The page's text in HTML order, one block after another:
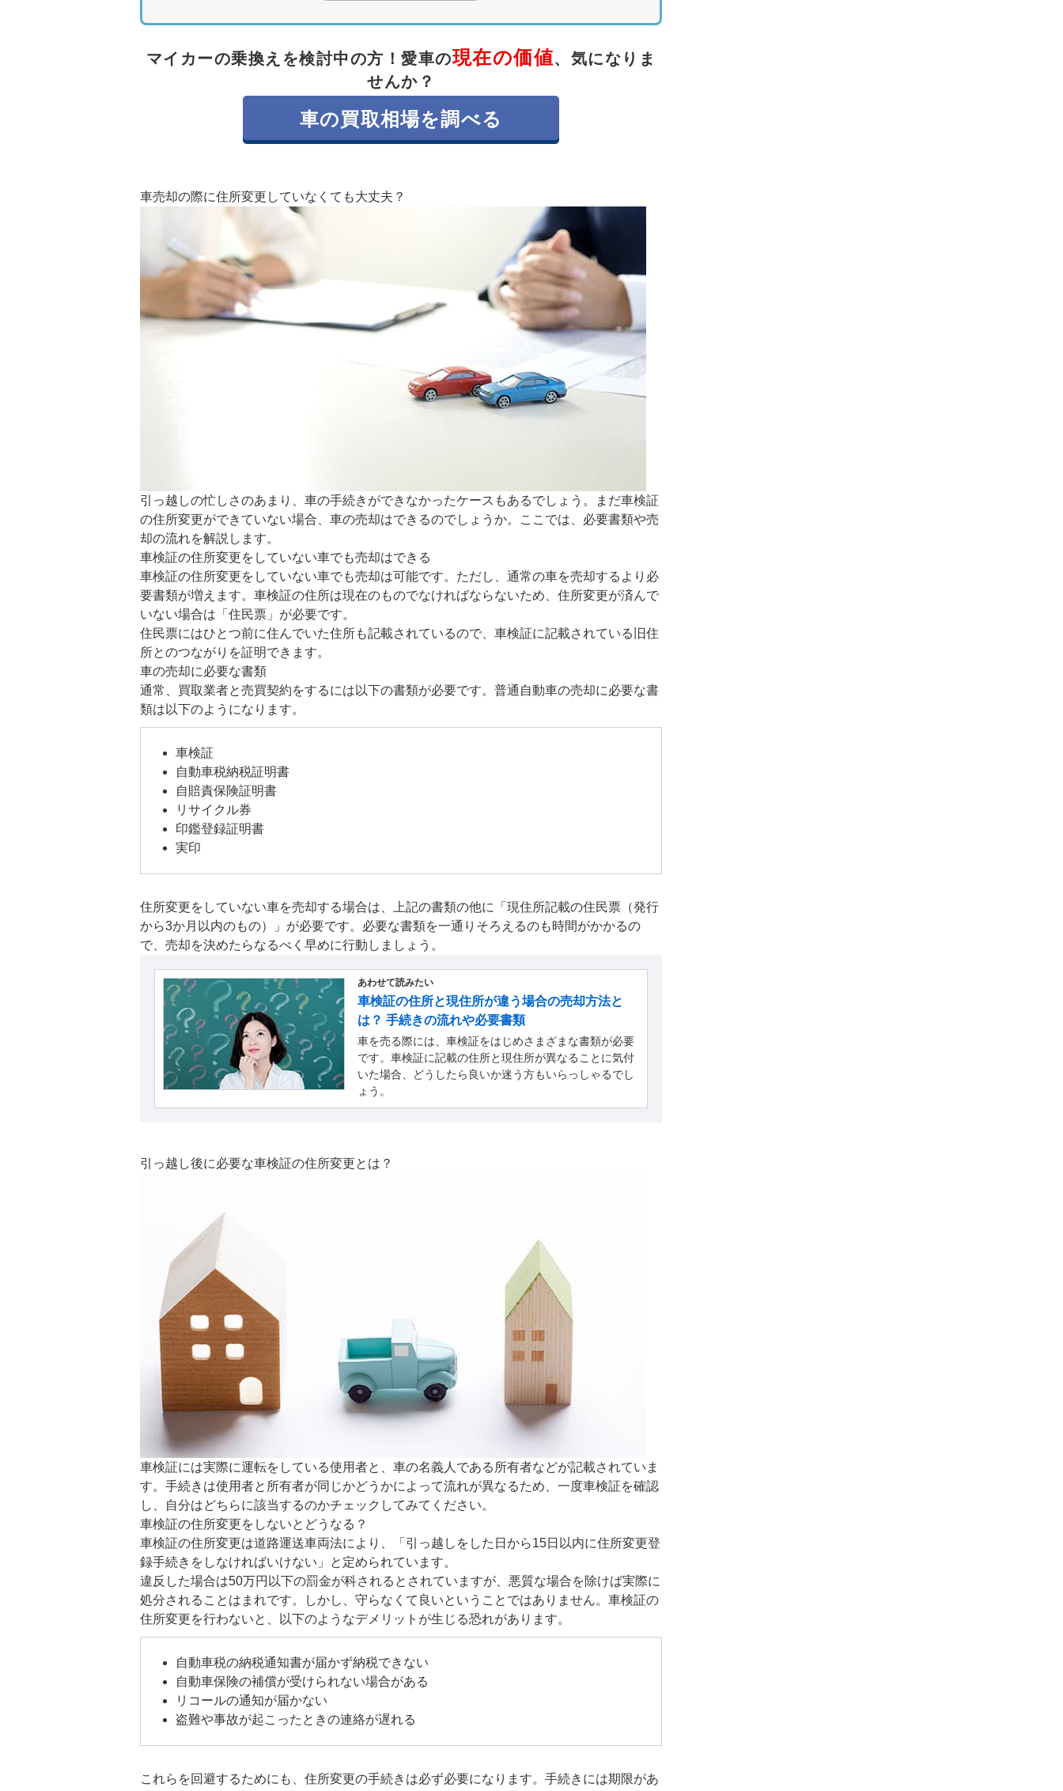
の附票や住民票の除票が必要です。これらの書類は本籍地の役所で取得可能で、郵
・車検証の住所変更と一緒に行っておきたい手続き
引っ越し時には、運転免許証や自動車保険、車庫証明、ナンバープレートの住所変
更も必要です。これらの手続きを怠ると、保険の補償が受けられないなどのリスク
があります。手続きに必要な書類を確認し、早めに対応しましょう。
マイカーの乗換えを検討中の方！愛車の現在の価値、気になりま
せんか？
車の買取相場を調べる
車売却の際に住所変更していなくても大丈夫？
引っ越しの忙しさのあまり、車の手続きができなかったケースもあるでしょう。まだ車検証
の住所変更ができていない場合、車の売却はできるのでしょうか。ここでは、必要書類や売
却の流れを解説します。
車検証の住所変更をしていない車でも売却はできる
車検証の住所変更をしていない車でも売却は可能です。ただし、通常の車を売却するより必
要書類が増えます。車検証の住所は現在のものでなければならないため、住所変更が済んで
いない場合は「住民票」が必要です。
住民票にはひとつ前に住んでいた住所も記載されているので、車検証に記載されている旧住
所とのつながりを証明できます。
車の売却に必要な書類
通常、買取業者と売買契約をするには以下の書類が必要です。普通自動車の売却に必要な書
類は以下のようになります。
車検証
自動車税納税証明書
自賠責保険証明書
リサイクル券
印鑑登録証明書
実印
住所変更をしていない車を売却する場合は、上記の書類の他に「現住所記載の住民票（発行
から3か月以内のもの）」が必要です。必要な書類を一通りそろえるのも時間がかかるの
で、売却を決めたらなるべく早めに行動しましょう。
あわせて読みたい
車検証の住所と現住所が違う場合の売却方法と
は？ 手続きの流れや必要書類
車を売る際には、車検証をはじめさまざまな書類が必要
です。車検証に記載の住所と現住所が異なることに気付
いた場合、どうしたら良いか迷う方もいらっしゃるでし
ょう。
引っ越し後に必要な車検証の住所変更とは？
車検証には実際に運転をしている使用者と、車の名義人である所有者などが記載されていま
す。手続きは使用者と所有者が同じかどうかによって流れが異なるため、一度車検証を確認
し、自分はどちらに該当するのかチェックしてみてください。
車検証の住所変更をしないとどうなる？
車検証の住所変更は道路運送車両法により、「引っ越しをした日から15日以内に住所変更登
録手続きをしなければいけない」と定められています。
違反した場合は50万円以下の罰金が科されるとされていますが、悪質な場合を除けば実際に
処分されることはまれです。しかし、守らなくて良いということではありません。車検証の
住所変更を行わないと、以下のようなデメリットが生じる恐れがあります。
自動車税の納税通知書が届かず納税できない
自動車保険の補償が受けられない場合がある
リコールの通知が届かない
盗難や事故が起こったときの連絡が遅れる
これらを回避するためにも、住所変更の手続きは必ず必要になります。手続きには期限があ